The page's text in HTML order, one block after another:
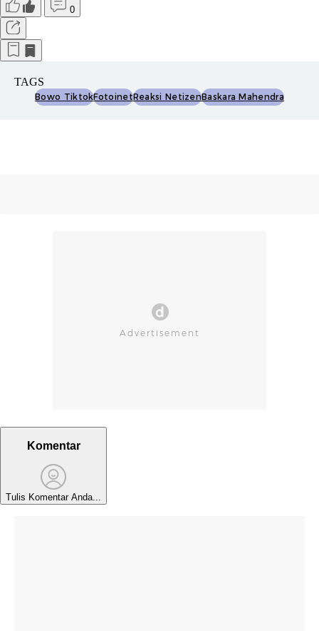
0
TAGS
Bowo TiktokFotoinetReaksi NetizenBaskara Mahendra
Komentar
Tulis Komentar Anda...